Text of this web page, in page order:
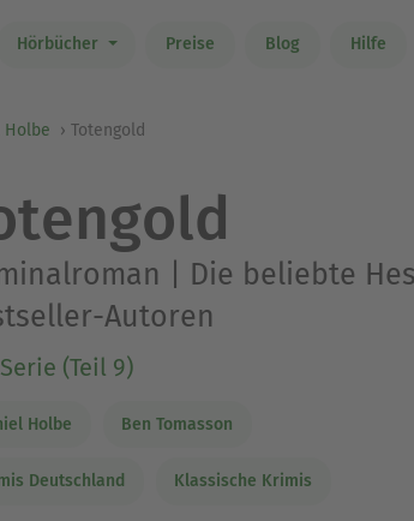
Hörbücher Preise Blog Hilfe
Holbe Totengold
| Die beliebte
Autoren
Serie (Teil 9)
Holbe Ben Tomasson
Deutschland Klassische Krimis